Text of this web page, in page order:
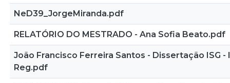
NeD39_JorgeMiranda.pdf
RELATÓRIO DO MESTRADO - Ana Sofia Beato.pdf
João Francisco Ferreira Santos - Dissertação ISG -
Reg.pdf